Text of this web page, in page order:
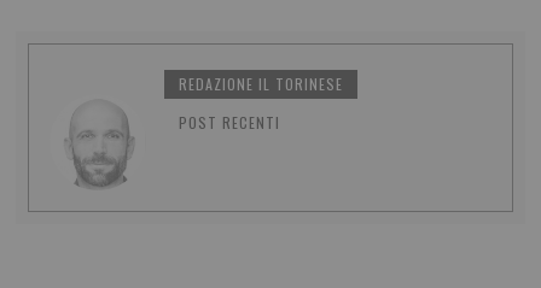
REDAZIONE IL TORINESE
POST RECENTI